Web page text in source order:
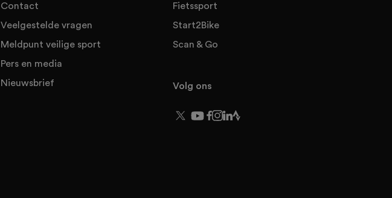
Contact
Veelgestelde vragen
Meldpunt veilige sport
Pers en media
Nieuwsbrief
Fietssport
Start2Bike
Scan & Go
Volg ons